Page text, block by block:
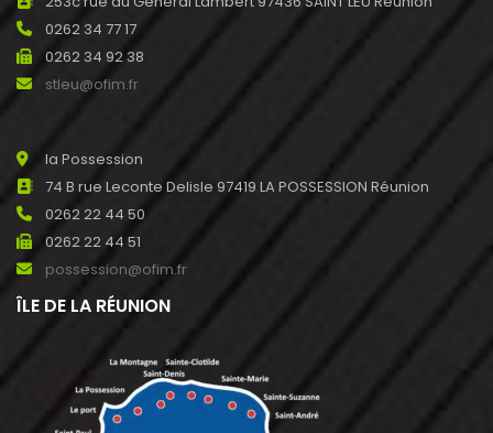
0262 34 77 17
0262 34 92 38
stleu@ofim.fr
la Possession
74 B rue Leconte Delisle 97419 LA POSSESSION Réunion
0262 22 44 50
0262 22 44 51
possession@ofim.fr
ÎLE DE LA RÉUNION